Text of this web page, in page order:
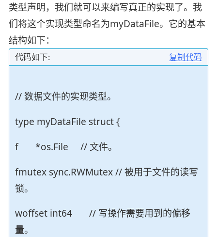
类型声明，我们就可以来编写真正的实现了。我
们将这个实现类型命名为myDataFile。它的基本
结构如下：
复制代码
代码如下:
// 数据文件的实现类型。
type myDataFile struct {
f *os.File // 文件。
fmutex sync.RWMutex // 被用于文件的读写
锁。
woffset int64 // 写操作需要用到的偏移
量。